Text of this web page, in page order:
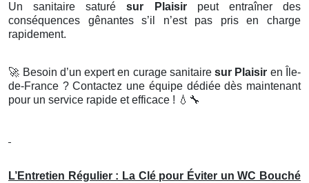
Un sanitaire saturésur Plaisir peut entraîner des
conséquences gênantes s’il n’est pas pris en charge
rapidement.
🚀 Besoin d’un expert en curage sanitairesur Plaisir en Île-
de-France ? Contactez une équipe dédiée dès maintenant
pour un service rapide et efficace ! 💧🔧
L’Entretien Régulier : La Clé pour Éviter un WC Bouché